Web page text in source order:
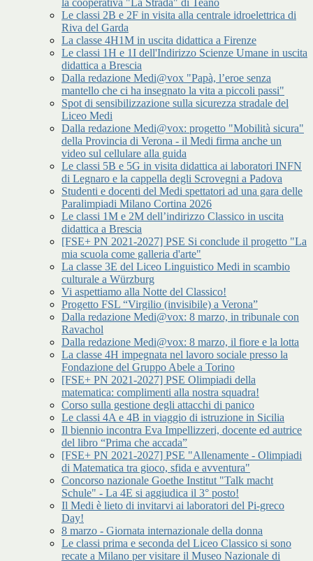
la cooperativa "La Strada" di Teano
Le classi 2B e 2F in visita alla centrale idroelettrica di
Riva del Garda
La classe 4H1M in uscita didattica a Firenze
Le classi 1H e 1I dell'Indirizzo Scienze Umane in uscita
didattica a Brescia
Dalla redazione Medi@vox "Papà, l’eroe senza
mantello che ci ha insegnato la vita a piccoli passi"
Spot di sensibilizzazione sulla sicurezza stradale del
Liceo Medi
Dalla redazione Medi@vox: progetto "Mobilità sicura"
della Provincia di Verona - il Medi firma anche un
video sul cellulare alla guida
Le classi 5B e 5G in visita didattica ai laboratori INFN
di Legnaro e la cappella degli Scrovegni a Padova
Studenti e docenti del Medi spettatori ad una gara delle
Paralimpiadi Milano Cortina 2026
Le classi 1M e 2M dell’indirizzo Classico in uscita
didattica a Brescia
[FSE+ PN 2021-2027] PSE Si conclude il progetto "La
mia scuola come galleria d'arte"
La classe 3E del Liceo Linguistico Medi in scambio
culturale a Würzburg
Vi aspettiamo alla Notte del Classico!
Progetto FSL “Virgilio (invisibile) a Verona”
Dalla redazione Medi@vox: 8 marzo, in tribunale con
Ravachol
Dalla redazione Medi@vox: 8 marzo, il fiore e la lotta
La classe 4H impegnata nel lavoro sociale presso la
Fondazione del Gruppo Abele a Torino
[FSE+ PN 2021-2027] PSE Olimpiadi della
matematica: complimenti alla nostra squadra!
Corso sulla gestione degli attacchi di panico
Le classi 4A e 4B in viaggio di istruzione in Sicilia
Il biennio incontra Eva Impellizzeri, docente ed autrice
del libro “Prima che accada”
[FSE+ PN 2021-2027] PSE "Allenamente - Olimpiadi
di Matematica tra gioco, sfida e avventura"
Concorso nazionale Goethe Institut "Talk macht
Schule" - La 4E si aggiudica il 3° posto!
Il Medi è lieto di invitarvi ai laboratori del Pi-greco
Day!
8 marzo - Giornata internazionale della donna
Le classi prima e seconda del Liceo Classico si sono
recate a Milano per visitare il Museo Nazionale di